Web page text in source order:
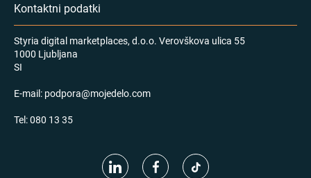
Kontaktni podatki
Styria digital marketplaces, d.o.o. Verovškova ulica 55
1000 Ljubljana
SI
E-mail: podpora@mojedelo.com
Tel:080 13 35